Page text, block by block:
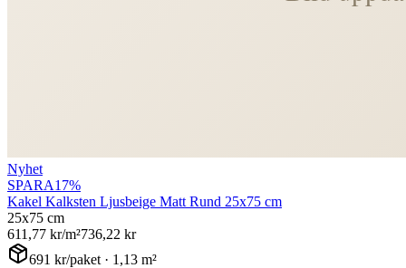
Nyhet
SPARA17%
Kakel Kalksten Ljusbeige Matt Rund 25x75 cm
25x75 cm
611,77 kr/m²736,22 kr
691 kr/paket · 1,13 m²